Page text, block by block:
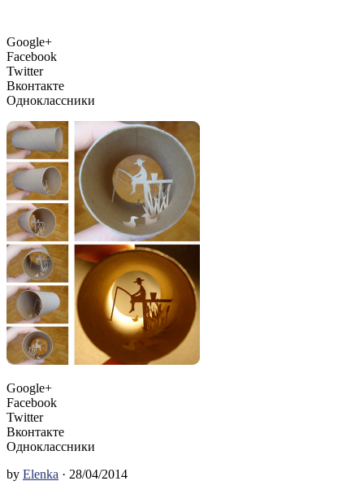
Google+
Facebook
Twitter
Вконтакте
Одноклассники
Google+
Facebook
Twitter
Вконтакте
Одноклассники
by Elenka · 28/04/2014